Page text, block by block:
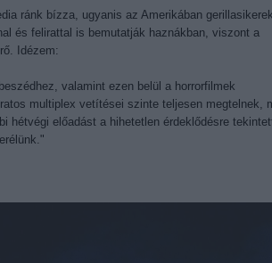
ránk bízza, ugyanis az Amerikában
és felirattal is bemutatják haznákban, viszont a
Idézem:
valamint ezen belül a horrorfilmek
multiplex vetítései szinte teljesen megtelnek,
hétvégi előadást a hihetetlen érdeklődésre